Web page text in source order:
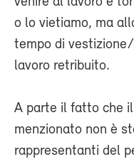
o lo vietiamo, ma
tempo di
lavoro retribuito.
A parte il fatto che
menzionato non è
rappresentanti del